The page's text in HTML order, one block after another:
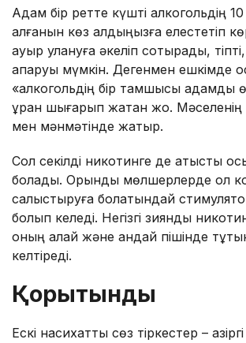
Адам бір ретте күшті алкогольдің 10
алғанын көз алдыңызға елестетіп
ауыр улануға әкеліп соқтырады,
апаруы мүмкін. Дегенмен ешкімде
«алкогольдің бір тамшысы адамды
ұран шығарып жатқан жоқ.
мен мәнмәтінде жатыр.
Сол секілді никотинге де қатысты
болады. Орынды мөлшерлерде ол
салыстыруға болатындай
болып келеді. Негізгі зиянды
оның қалай және қандай пішінде
келтіреді.
Қорытынды
Ескі насихаттық сөз тіркестер –